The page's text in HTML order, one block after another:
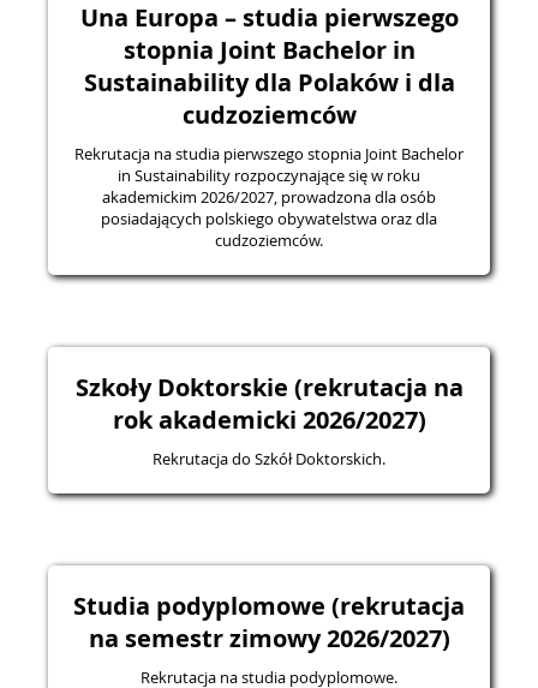
Una Europa – studia pierwszego
stopnia Joint Bachelor in
Sustainability dla Polaków i dla
cudzoziemców
Rekrutacja na studia pierwszego stopnia Joint Bachelor
in Sustainability rozpoczynające się w roku
akademickim 2026/2027, prowadzona dla osób
posiadających polskiego obywatelstwa oraz dla
cudzoziemców.
Szkoły Doktorskie (rekrutacja na
rok akademicki 2026/2027)
Rekrutacja do Szkół Doktorskich.
Studia podyplomowe (rekrutacja
na semestr zimowy 2026/2027)
Rekrutacja na studia podyplomowe.